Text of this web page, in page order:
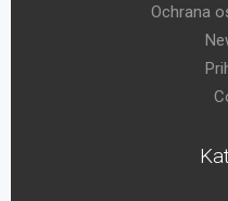
Ochrana